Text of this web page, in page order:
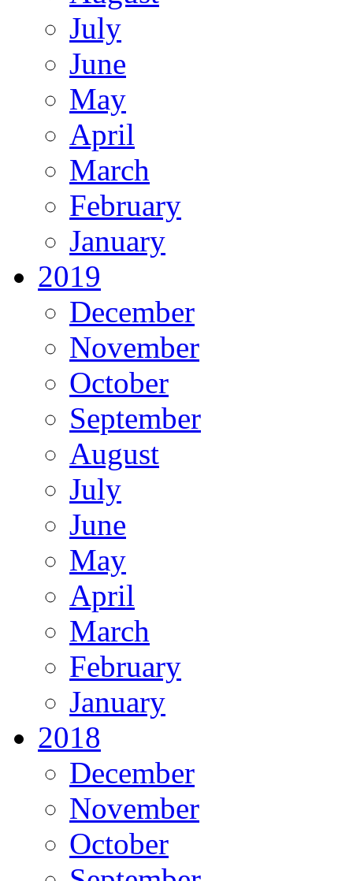
July
June
May
April
March
February
January
2019
December
November
October
September
August
July
June
May
April
March
February
January
2018
December
November
October